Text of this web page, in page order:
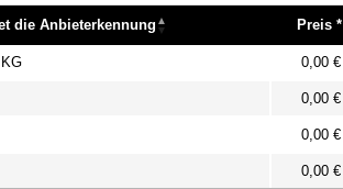
die Anbieterkennung Preis *
die Anbieterkennung
Preis *
0,00 €
0,00 €
0,00 €
0,00 €